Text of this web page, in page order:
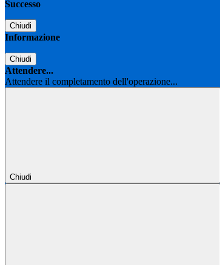
Successo
Chiudi
Informazione
Chiudi
Attendere...
Attendere il completamento dell'operazione...
Chiudi